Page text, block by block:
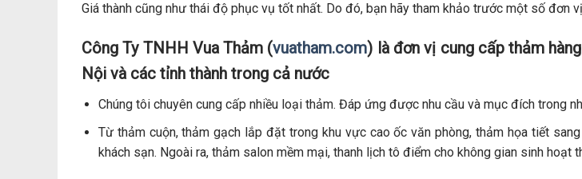
Giá thành cũng như thái độ phục vụ tốt nhất. Do đó, bạn hãy tham khảo trước một số đơn
Công Ty TNHH Vua Thảm (vuatham.com) là đơn vị cung cấp thảm
Nội và các tỉnh thành trong cả nước
Chúng tôi chuyên cung cấp nhiều loại thảm. Đáp ứng được nhu cầu và mục đích trong
Từ thảm cuộn, thảm gạch lắp đặt trong khu vực cao ốc văn phòng, thảm họa tiết
khách sạn. Ngoài ra, thảm salon mềm mại, thanh lịch tô điểm cho không gian sinh hoạt